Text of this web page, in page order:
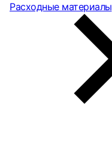
Расходные материалы